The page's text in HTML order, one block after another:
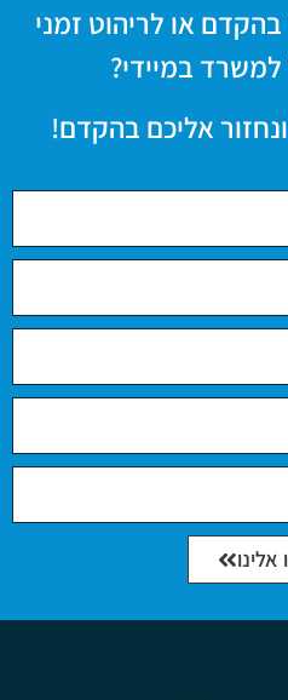
או לריהוט זמני
במיידי?
אליכם בהקדם!